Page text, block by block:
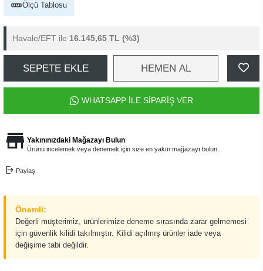
Ölçü Tablosu
Havale/EFT ile 16.145,65 TL (%3)
SEPETE EKLE HEMEN AL
WHATSAPP İLE SİPARİŞ VER
Yakınınızdaki Mağazayı Bulun
Ürünü incelemek veya denemek için size en yakın mağazayı bulun.
Paylaş
Önemli:
Değerli müşterimiz, ürünlerimize deneme sırasında zarar gelmemesi
için güvenlik kilidi takılmıştır. Kilidi açılmış ürünler iade veya
değişime tabi değildir.